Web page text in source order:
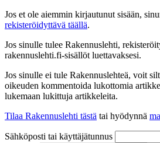
Jos et ole aiemmin kirjautunut sisään,
rekisteröidyttävä täällä.
Jos sinulle tulee Rakennuslehti,
rakennuslehti.fi-sisällöt luettavaksesi.
Jos sinulle ei tule Rakennuslehteä, voit
oikeuden kommentoida lukottomia
lukemaan lukittuja artikkeleita.
Tilaa Rakennuslehti tästä tai hyödynnä
Sähköposti tai käyttäjätunnus